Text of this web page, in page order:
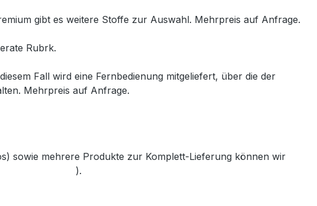
gibt es weitere Stoffe zur Auswahl. Mehrpreis auf Anfrage.
Rubrk.
Fall wird eine Fernbedienung mitgeliefert, über die der
Mehrpreis auf Anfrage.
sowie mehrere Produkte zur Komplett-Lieferung können wir
).